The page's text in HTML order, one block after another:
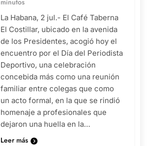
minutos
La Habana, 2 jul.- El Café Taberna
El Costillar, ubicado en la avenida
de los Presidentes, acogió hoy el
encuentro por el Día del Periodista
Deportivo, una celebración
concebida más como una reunión
familiar entre colegas que como
un acto formal, en la que se rindió
homenaje a profesionales que
dejaron una huella en la…
Leer más